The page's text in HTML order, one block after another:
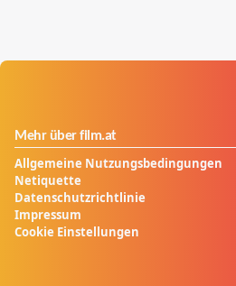
Mehr über film.at
Allgemeine Nutzungsbedingungen
Netiquette
Datenschutzrichtlinie
Impressum
Cookie Einstellungen